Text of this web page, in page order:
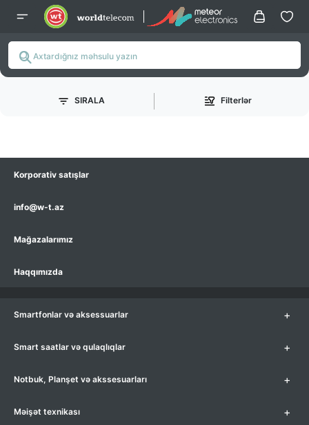
SIRALA Filterlər
Korporativ satışlar
info@w-t.az
Mağazalarımız
Haqqımızda
Smartfonlar və aksessuarlar +
Smart saatlar və qulaqlıqlar +
Notbuk, Planşet və akssesuarları +
Məişət texnikası +